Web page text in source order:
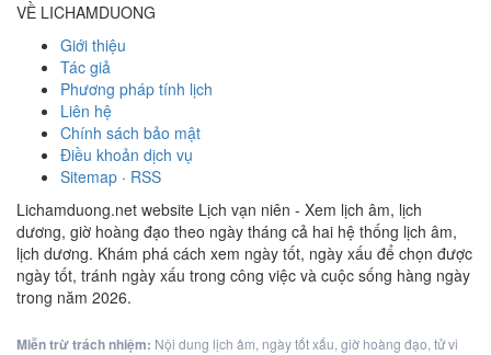
VỀ LICHAMDUONG
Giới thiệu
Tác giả
Phương pháp tính lịch
Liên hệ
Chính sách bảo mật
Điều khoản dịch vụ
Sitemap · RSS
Lichamduong.net website Lịch vạn niên - Xem lịch âm, lịch
dương, giờ hoàng đạo theo ngày tháng cả hai hệ thống lịch âm,
lịch dương. Khám phá cách xem ngày tốt, ngày xấu để chọn được
ngày tốt, tránh ngày xấu trong công việc và cuộc sống hàng ngày
trong năm 2026.
Miễn trừ trách nhiệm: Nội dung lịch âm, ngày tốt xấu, giờ hoàng đạo, tử vi